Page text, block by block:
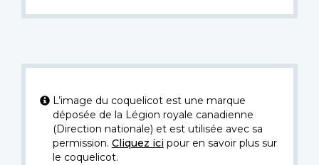
L’image du coquelicot est une marque
déposée de la Légion royale canadienne
(Direction nationale) et est utilisée avec sa
permission. Cliquez icipour en savoir plus sur
le coquelicot.